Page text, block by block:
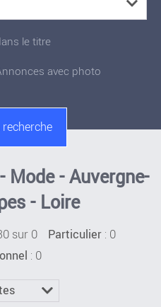
le titre
avec photo
Mode - Auvergne-
- Loire
sur 0 Particulier : 0
: 0